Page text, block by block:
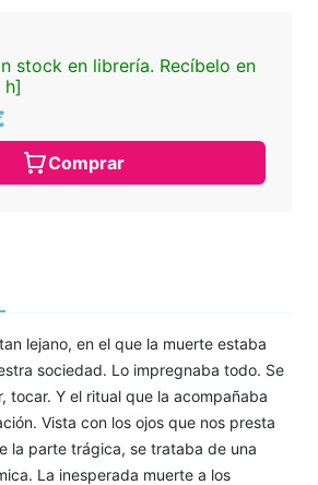
stock en librería. Recíbelo en
h]
Comprar
lejano, en el que la muerte estaba
sociedad. Lo impregnaba todo. Se
tocar. Y el ritual que la acompañaba
Vista con los ojos que nos presta
la parte trágica, se trataba de una
La inesperada muerte a los